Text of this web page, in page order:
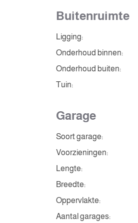
Buitenruimte
Ligging:
Onderhoud binnen:
Onderhoud buiten:
Tuin:
Garage
Soort garage:
Voorzieningen:
Lengte:
Breedte:
Oppervlakte:
Aantal garages: